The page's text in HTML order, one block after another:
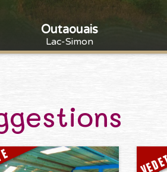
Outaouais
Lac-Simon